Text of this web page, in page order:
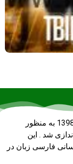
در سال 1398 به منظور
شد . این
فارسی زبان در